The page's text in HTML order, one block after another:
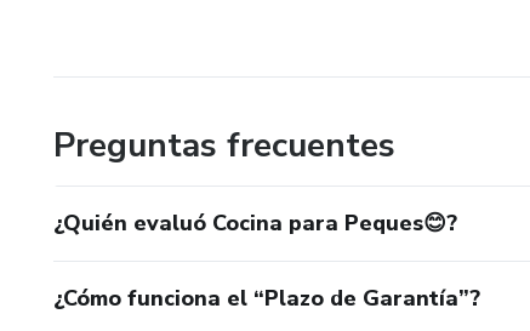
Preguntas frecuentes
¿Quién evaluó Cocina para Peques😊?
¿Cómo funciona el “Plazo de Garantía”?